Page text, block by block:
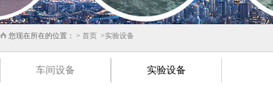
您现在所在的位置： > 首页 >实验设备
车间设备 实验设备